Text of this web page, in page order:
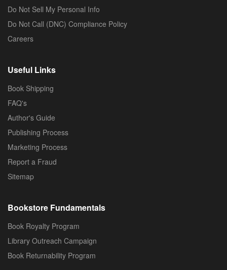
Do Not Sell My Personal Info
Do Not Call (DNC) Compliance Policy
Careers
Useful Links
Book Shipping
FAQ's
Author's Guide
Publishing Process
Marketing Process
Report a Fraud
Sitemap
Bookstore Fundamentals
Book Royalty Program
Library Outreach Campaign
Book Returnability Program